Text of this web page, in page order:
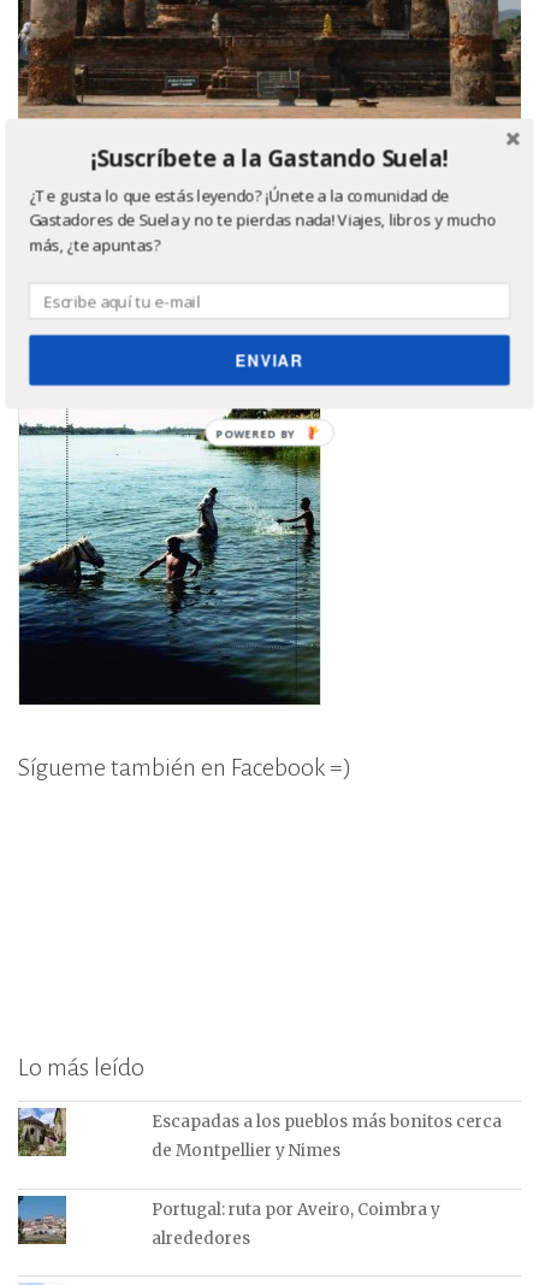
Último libro leído, ¿quieres saber más? Haz click
en la imagen ;)
Sígueme también en Facebook =)
Lo más leído
Escapadas a los pueblos más bonitos cerca
de Montpellier y Nimes
Portugal: ruta por Aveiro, Coimbra y
alrededores
¡Suscríbete a la Gastando Suela!
¿Te gusta lo que estás leyendo? ¡Únete a la comunidad de
Gastadores de Suela y no te pierdas nada! Viajes, libros y mucho
más, ¿te apuntas?
ENVIAR
POWERED
BY